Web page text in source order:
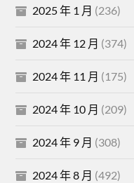
2025 年 1 月 (236)
2024 年 12 月 (374)
2024 年 11 月 (175)
2024 年 10 月 (209)
2024 年 9 月 (308)
2024 年 8 月 (492)